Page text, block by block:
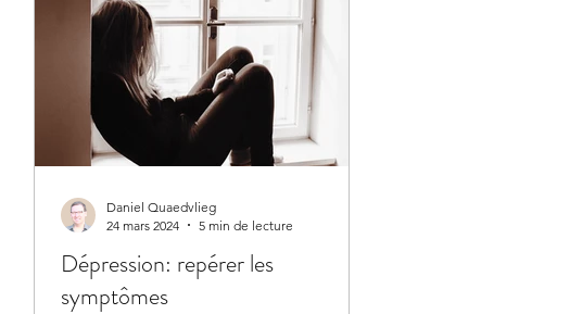
Dépression: repérer les
symptômes
Daniel Quaedvlieg
24 mars 2024
5 min de lecture